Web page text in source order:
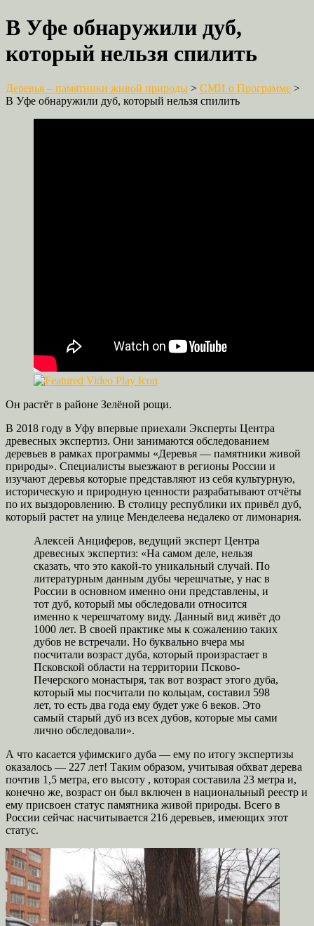
В Уфе обнаружили дуб,
который нельзя спилить
Деревья – памятники живой природы > СМИ о Программе >
В Уфе обнаружили дуб, который нельзя спилить
Он растёт в районе Зелёной рощи.
В 2018 году в Уфу впервые приехали Эксперты Центра
древесных экспертиз. Они занимаются обследованием
деревьев в рамках программы «Деревья — памятники живой
природы». Специалисты выезжают в регионы России и
изучают деревья которые представляют из себя культурную,
историческую и природную ценности разрабатывают отчёты
по их выздоровлению. В столицу республики их привёл дуб,
который растет на улице Менделеева недалеко от лимонария.
Алексей Анциферов, ведущий эксперт Центра
древесных экспертиз: «На самом деле, нельзя
сказать, что это какой-то уникальный случай. По
литературным данным дубы черешчатые, у нас в
России в основном именно они представлены, и
тот дуб, который мы обследовали относится
именно к черешчатому виду. Данный вид живёт до
1000 лет. В своей практике мы к сожалению таких
дубов не встречали. Но буквально вчера мы
посчитали возраст дуба, который произрастает в
Псковской области на территории Псково-
Печерского монастыря, так вот возраст этого дуба,
который мы посчитали по кольцам, составил 598
лет, то есть два года ему будет уже 6 веков. Это
самый старый дуб из всех дубов, которые мы сами
лично обследовали».
А что касается уфимскиго дуба — ему по итогу экспертизы
оказалось — 227 лет! Таким образом, учитывая обхват дерева
почтив 1,5 метра, его высоту , которая составила 23 метра и,
конечно же, возраст он был включен в национальный реестр и
ему присвоен статус памятника живой природы. Всего в
России сейчас насчитывается 216 деревьев, имеющих этот
статус.